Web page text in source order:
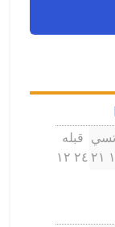
قبله
۲٤ ۱۲